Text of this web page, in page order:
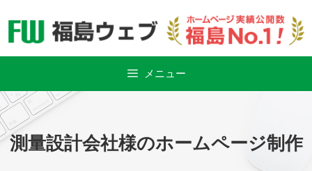
メニュー
測量設計会社様のホームページ制作